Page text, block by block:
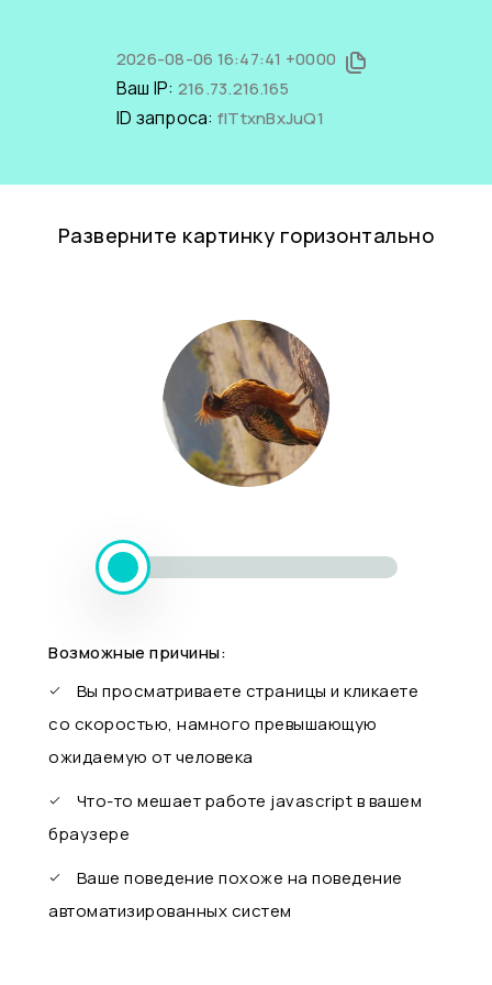
2026-08-06 16:47:41 +0000
Ваш IP: 216.73.216.165
ID запроса: flTtxnBxJuQ1
Разверните картинку горизонтально
Возможные причины:
Вы просматриваете страницы и кликаете
со скоростью, намного превышающую
ожидаемую от человека
Что-то мешает работе javascript в вашем
браузере
Ваше поведение похоже на поведение
автоматизированных систем